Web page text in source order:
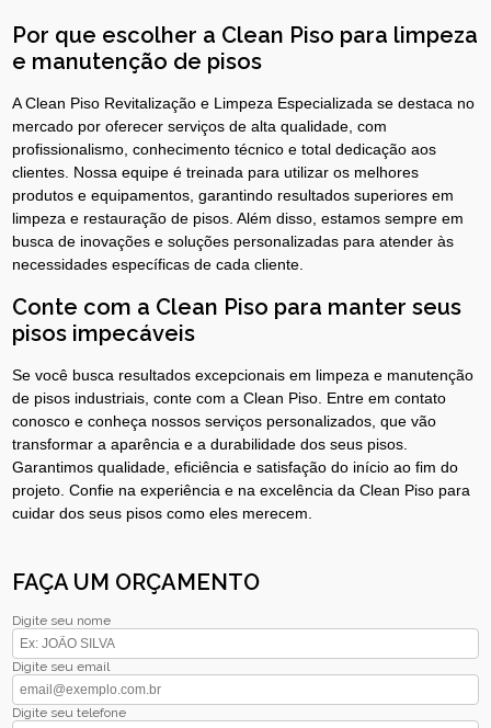
Por que escolher a Clean Piso para limpeza
e manutenção de pisos
A Clean Piso Revitalização e Limpeza Especializada se destaca no
mercado por oferecer serviços de alta qualidade, com
profissionalismo, conhecimento técnico e total dedicação aos
clientes. Nossa equipe é treinada para utilizar os melhores
produtos e equipamentos, garantindo resultados superiores em
limpeza e restauração de pisos. Além disso, estamos sempre em
busca de inovações e soluções personalizadas para atender às
necessidades específicas de cada cliente.
Conte com a Clean Piso para manter seus
pisos impecáveis
Se você busca resultados excepcionais em limpeza e manutenção
de pisos industriais, conte com a Clean Piso. Entre em contato
conosco e conheça nossos serviços personalizados, que vão
transformar a aparência e a durabilidade dos seus pisos.
Garantimos qualidade, eficiência e satisfação do início ao fim do
projeto. Confie na experiência e na excelência da Clean Piso para
cuidar dos seus pisos como eles merecem.
FAÇA UM ORÇAMENTO
Digite seu nome
Digite seu email
Digite seu telefone